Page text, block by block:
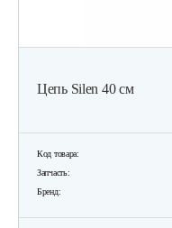
Цепь Silen 40 см
Код товара:
Запчасть:
Бренд: